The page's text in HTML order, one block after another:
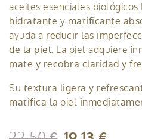
aceites esenciales
hidratante y matificante
ayuda a reducir las
de la piel. La piel adquiere
mate y recobra claridad y
Su textura ligera y
matifica la piel